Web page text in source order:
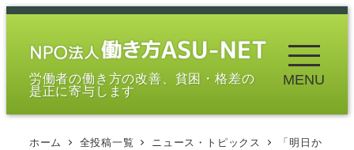
メ
労働者の働き方の改善、貧困・格差の
是正に寄与します
MENU
ホーム 全投稿一覧 ニュース・トピックス
「明日か